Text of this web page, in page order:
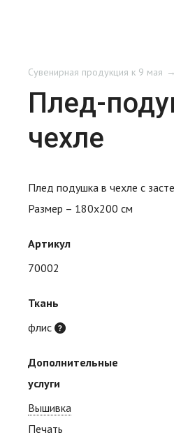
Сувенирная продукция к 9 мая
Плед-
чехле
Плед подушка в чехле с
Размер – 180х200 см
Артикул
70002
Ткань
флис
Дополнительные
услуги
Вышивка
Печать